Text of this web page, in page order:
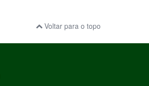
Voltar para o topo